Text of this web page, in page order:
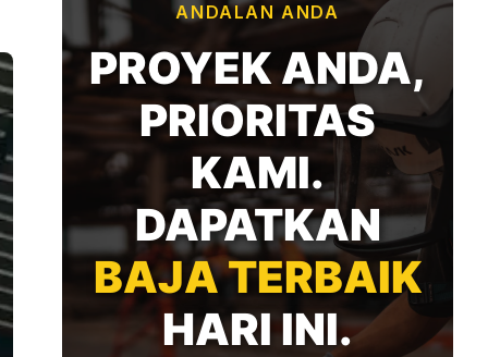
ANDALAN ANDA
PROYEK ANDA,
PRIORITAS
KAMI.
DAPATKAN
BAJA TERBAIK
HARI INI.